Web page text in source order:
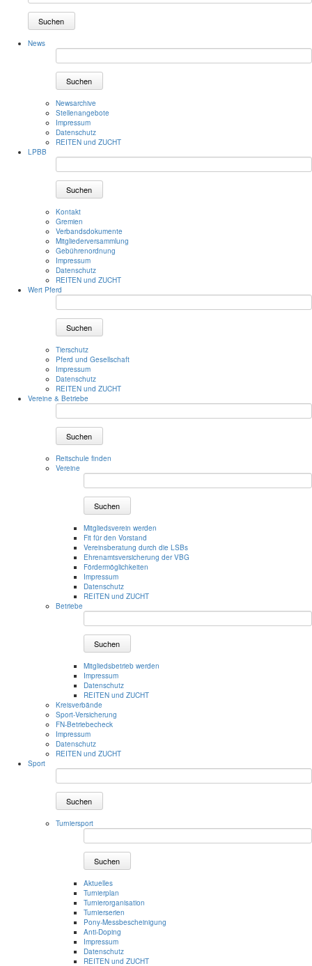
Suchen
News
Suchen
Newsarchive
Stellenangebote
Impressum
Datenschutz
REITEN und ZUCHT
LPBB
Suchen
Kontakt
Gremien
Verbandsdokumente
Mitgliederversammlung
Gebührenordnung
Impressum
Datenschutz
REITEN und ZUCHT
Wert Pferd
Suchen
Tierschutz
Pferd und Gesellschaft
Impressum
Datenschutz
REITEN und ZUCHT
Vereine & Betriebe
Suchen
Reitschule finden
Vereine
Suchen
Mitgliedsverein werden
Fit für den Vorstand
Vereinsberatung durch die LSBs
Ehrenamtsversicherung der VBG
Fördermöglichkeiten
Impressum
Datenschutz
REITEN und ZUCHT
Betriebe
Suchen
Mitgliedsbetrieb werden
Impressum
Datenschutz
REITEN und ZUCHT
Kreisverbände
Sport-Versicherung
FN-Betriebecheck
Impressum
Datenschutz
REITEN und ZUCHT
Sport
Suchen
Turniersport
Suchen
Aktuelles
Turnierplan
Turnierorganisation
Turnierserien
Pony-Messbescheinigung
Anti-Doping
Impressum
Datenschutz
REITEN und ZUCHT